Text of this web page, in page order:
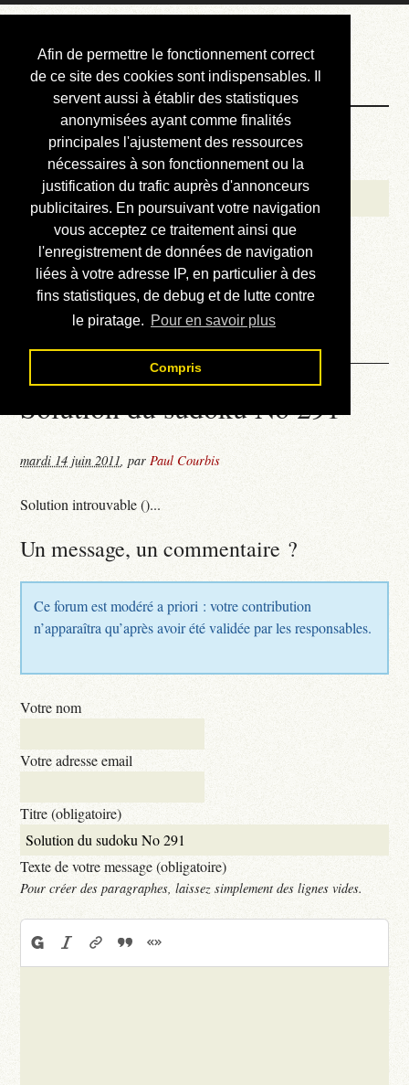
Afin de permettre le fonctionnement correct
de ce site des cookies sont indispensables. Il
servent aussi à établir des statistiques
anonymisées ayant comme finalités
principales l'ajustement des ressources
nécessaires à son fonctionnement ou la
justification du trafic auprès d'annonceurs
publicitaires. En poursuivant votre navigation
vous acceptez ce traitement ainsi que
l'enregistrement de données de navigation
liées à votre adresse IP, en particulier à des
fins statistiques, de debug et de lutte contre
le piratage. Pour en savoir plus
Compris
Courbis, « LE »
Blog Officiel
Bienvenue
Réalisations
Divers (et d’été)
Annonces
Liens externes
Téléchargement
Contact
Solution du sudoku No 291
mardi 14 juin 2011,parPaul Courbis
Solution introuvable ()...
Un message, un commentaire ?
Ce forum est modéré a priori : votre contribution
n’apparaîtra qu’après avoir été validée par les responsables.
Votre nom
Votre adresse email
Titre (obligatoire)
Texte de votre message (obligatoire)
Pour créer des paragraphes, laissez simplement des lignes vides.